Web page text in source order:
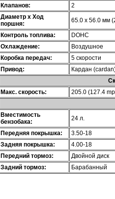
Клапанов:
2
Диаметр х Ход
поршня:
65.0 x 56.0 мм
Контроль топлива:
DOHC
Охлаждение:
Воздушное
Коробка передач:
5 скорости
Привод:
Кардан
Макс. скорость:
205.0 (127.4
Вместимость
бензобака:
24 л.
Передняя покрышка:
3.50-18
Задняя покрышка:
4.00-18
Передний тормоз:
Двойной диск
Задний тормоз:
Барабанный